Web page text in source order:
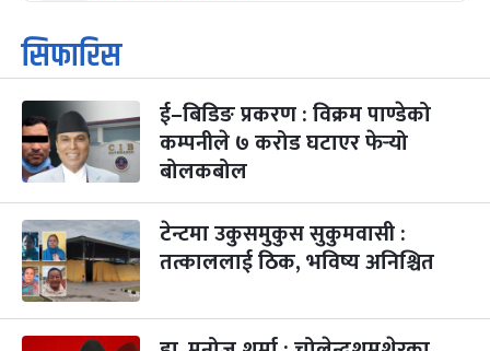
१
आइत
कार्तिक सङ्क्रान्ति
कार्तिक १, २०८३
३
मंगल
महानवमी
कार्तिक ३, २०८३-Oct 20, 2026
२ महिना बाँकी
४
५
बिहि
पापा‌ङ्कुशा एकादशी व्रत
कार्तिक ५, २०८३
२ महिना बाँकी
कुकुर तिहार ३ महिना बाँकी
सिफारिस
ई–बिडिङ प्रकरण : विक्रम पाण्डेको
कम्पनीले ७ करोड घटाएर फेर्‍यो
बोलकबोल
टेन्टमा उकुसमुकुस सुकुमवासी :
तत्काललाई ठिक, भविष्य अनिश्चित